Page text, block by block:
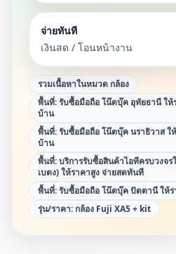
จ่ายทันที
เงินสด / โอนหน้างาน
รวมเนื้อหาในหมวดกล้อง
พื้นที่:รับซื้อมือถือ โน๊ตบุ๊ค อุทัยธานี ให้
บ้าน
พื้นที่:รับซื้อมือถือ โน๊ตบุ๊ค นราธิวาส ใ
บ้าน
พื้นที่:บริการรับซื้อสินค้าไอทีครบวงจร
เบตง) ให้ราคาสูง จ่ายสดทันที
พื้นที่:รับซื้อมือถือ โน๊ตบุ๊ค ปัตตานี ให้ร
รุ่น/ราคา:กล้อง Fuji XA5 + kit